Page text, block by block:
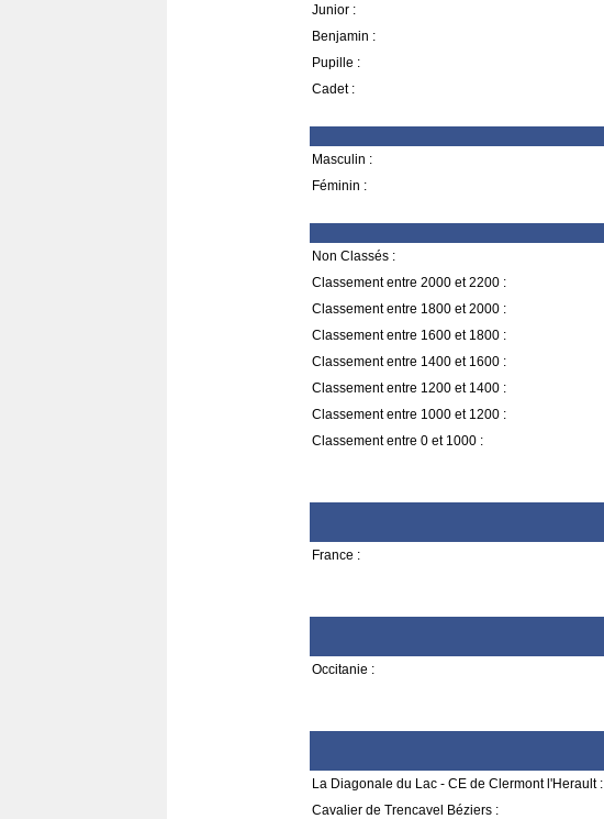
Junior :
Benjamin :
Pupille :
Cadet :
Masculin :
Féminin :
Non Classés :
Classement entre 2000 et 2200 :
Classement entre 1800 et 2000 :
Classement entre 1600 et 1800 :
Classement entre 1400 et 1600 :
Classement entre 1200 et 1400 :
Classement entre 1000 et 1200 :
Classement entre 0 et 1000 :
France :
Occitanie :
La Diagonale du Lac - CE de Clermont l'Herault :
Cavalier de Trencavel Béziers :